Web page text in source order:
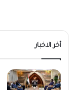
أخر الاخبار